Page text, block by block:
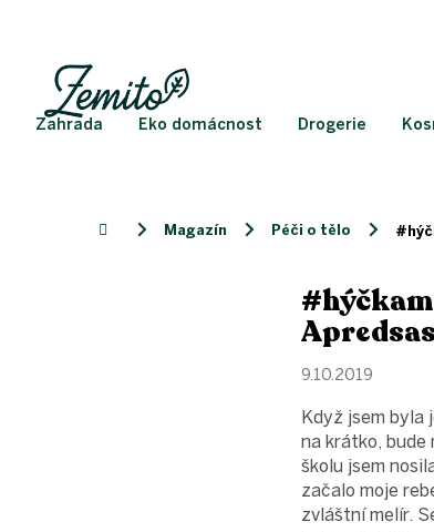
Zahrada Eko domácnost Drogerie
Domů Magazín Péči o tělo
9.10.2019
Když jsem byla
na krátko, bude
školu jsem
začalo moje
zvláštní melír.